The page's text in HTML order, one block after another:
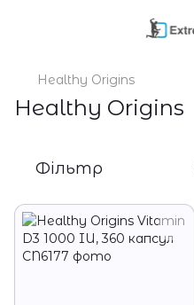
Healthy Origins
Healthy Origins
Фільтр